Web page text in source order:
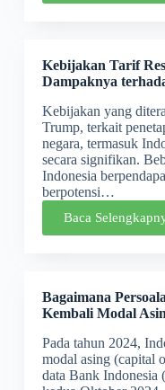
Kebijakan Tarif
Dampaknya
Kebijakan yang
Trump, terkait
negara, termasuk
secara signifikan.
Indonesia
berpotensi…
Baca
Bagaimana
Kembali Modal
Pada tahun 2024,
modal asing (capital
data Bank Indonesia